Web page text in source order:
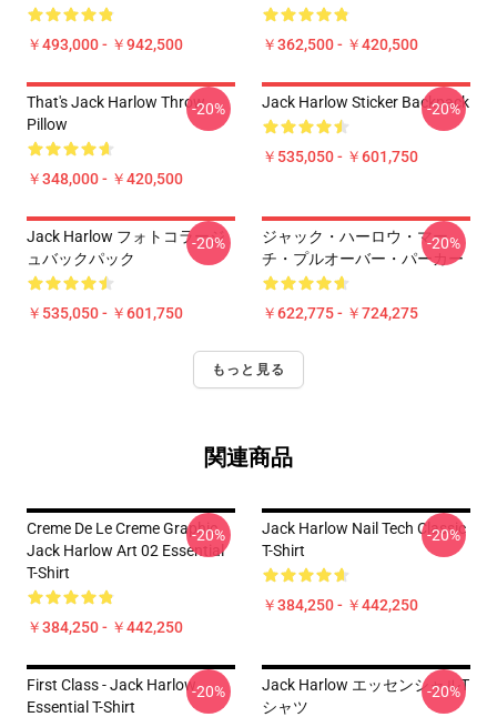
￥493,000 - ￥942,500 ￥362,500 - ￥420,500
That's Jack Harlow Throw
Pillow
￥348,000 - ￥420,500
-20% Jack Harlow Sticker Backpack
￥535,050 - ￥601,750
-20%
Jack Harlow フォトコラージ
ュバックパック
￥535,050 - ￥601,750
-20%
ジャック・ハーロウ・マー
チ・プルオーバー・パーカー
￥622,775 - ￥724,275
-20%
もっと見る
関連商品
Creme De Le Creme Graphic
Jack Harlow Art 02 Essential
T-Shirt
￥384,250 - ￥442,250
-20%
Jack Harlow Nail Tech Classic
T-Shirt
￥384,250 - ￥442,250
-20%
First Class - Jack Harlow
Essential T-Shirt
-20%
Jack Harlow エッセンシャルT
シャツ
-20%